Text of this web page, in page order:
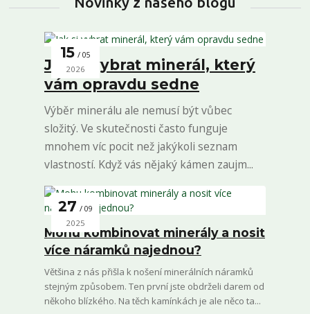
15 05
2026
Jak si vybrat minerál, který
vám opravdu sedne
Výběr minerálu ale nemusí být vůbec
složitý. Ve skutečnosti často funguje
mnohem víc pocit než jakýkoli seznam
vlastností. Když vás nějaký kámen zaujm...
27 09
2025
Mohu kombinovat minerály a nosit
více náramků najednou?
Většina z nás přišla k nošení minerálních náramků
stejným způsobem. Ten první jste obdrželi darem od
někoho blízkého. Na těch kamínkách je ale něco ta...